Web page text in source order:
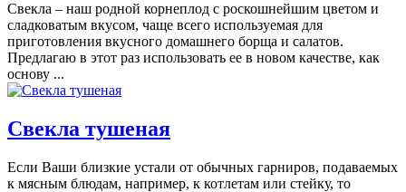
Свекла – наш родной корнеплод с роскошнейшим цветом и
сладковатым вкусом, чаще всего используемая для
приготовления вкусного домашнего борща и салатов.
Предлагаю в этот раз использовать ее в новом качестве, как
основу ...
Свекла тушеная
Если Ваши близкие устали от обычных гарниров, подаваемых
к мясным блюдам, например, к котлетам или стейку, то